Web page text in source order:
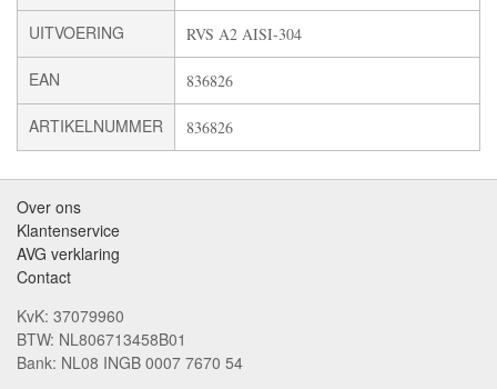
UITVOERING RVS A2 AISI-304
EAN 836826
ARTIKELNUMMER 836826
Over ons
Klantenservice
AVG verklaring
Contact
KvK: 37079960
BTW: NL806713458B01
Bank: NL08 INGB 0007 7670 54